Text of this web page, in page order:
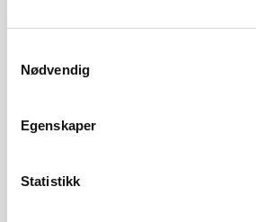
Nødvendig
Egenskaper
Statistikk